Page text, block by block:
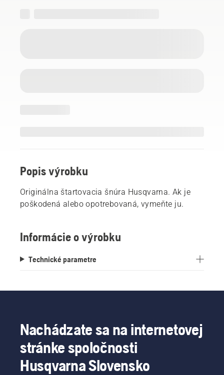
Popis výrobku
Originálna štartovacia šnúra Husqvarna. Ak je
poškodená alebo opotrebovaná, vymeňte ju.
Informácie o výrobku
Technické parametre
Nachádzate sa na internetovej
stránke spoločnosti
Husqvarna Slovensko